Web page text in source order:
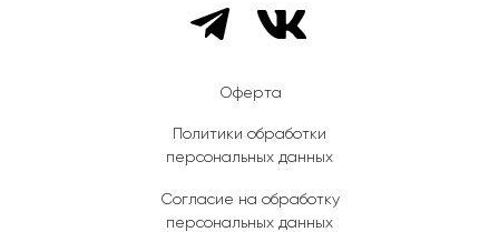
Политики обработки
персональных данных
Согласие на обработку
персональных данных
Оферта